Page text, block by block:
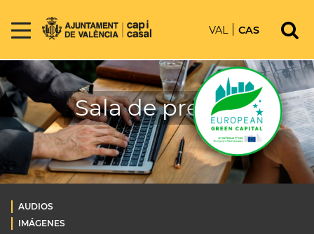
VAL CAS
Sala de prensa
AUDIOS
IMÁGENES